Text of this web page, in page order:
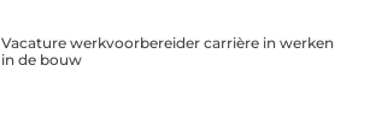
Vacature werkvoorbereider carrière in werken
in de bouw